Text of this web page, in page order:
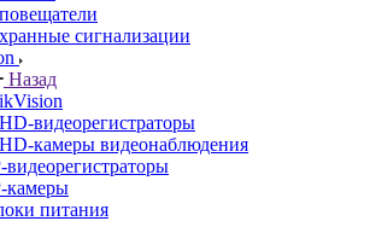
сигнализации
Назад
видеорегистраторы
камеры видеонаблюдения
видеорегистраторы
камеры
питания